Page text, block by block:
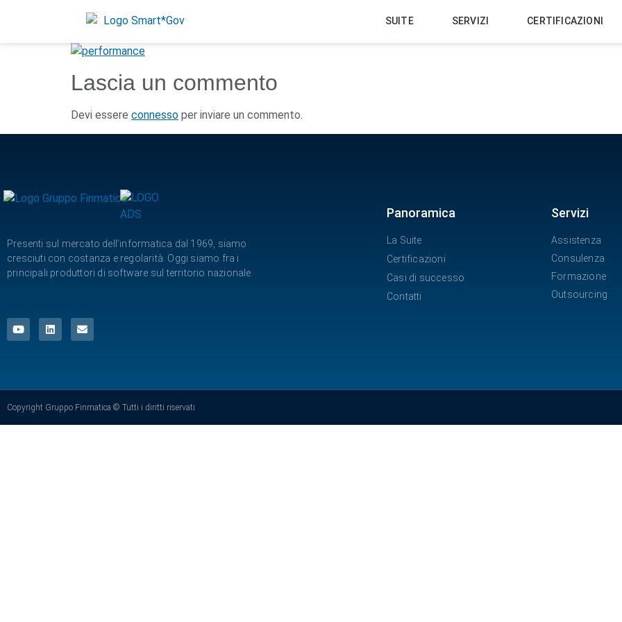
SUITE SERVIZI CERTIFICAZIONI
Lascia un commento
Devi essere connesso per inviare un commento.
Presenti sul mercato dell’informatica dal 1969, siamo
cresciuti con costanza e regolarità. Oggi siamo fra i
principali produttori di software sul territorio nazionale
Panoramica
La Suite
Certificazioni
Casi di successo
Contatti
Servizi
Assistenza
Consulenza
Formazione
Outsourcing
Copyright Gruppo Finmatica © Tutti i diritti riservati